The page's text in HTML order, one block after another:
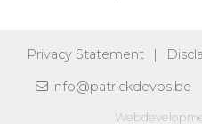
Privacy Statement
info@patrickdevos.be
Ik snap het!